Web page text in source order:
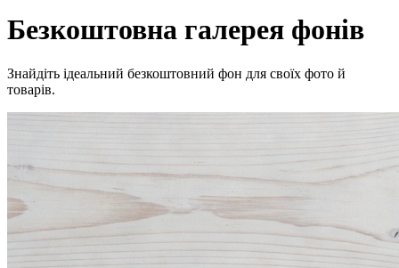
Безкоштовна галерея фонів
Знайдіть ідеальний безкоштовний фон для своїх фото й
товарів.